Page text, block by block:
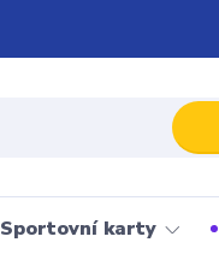
Sportovní karty